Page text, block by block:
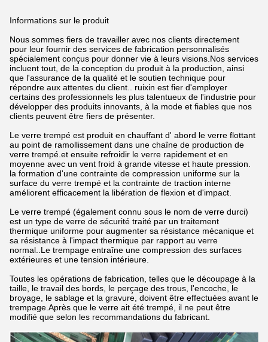
Informations sur le produit
Nous sommes fiers de travailler avec nos clients directement
pour leur fournir des services de fabrication personnalisés
spécialement conçus pour donner vie à leurs visions.Nos services
incluent tout, de la conception du produit à la production, ainsi
que l'assurance de la qualité et le soutien technique pour
répondre aux attentes du client.. ruixin est fier d'employer
certains des professionnels les plus talentueux de l'industrie pour
développer des produits innovants, à la mode et fiables que nos
clients peuvent être fiers de présenter.
Le verre trempé est produit en chauffant d' abord le verre flottant
au point de ramollissement dans une chaîne de production de
verre trempé.et ensuite refroidir le verre rapidement et en
moyenne avec un vent froid à grande vitesse et haute pression.
la formation d'une contrainte de compression uniforme sur la
surface du verre trempé et la contrainte de traction interne
améliorent efficacement la libération de flexion et d'impact.
Le verre trempé (également connu sous le nom de verre durci)
est un type de verre de sécurité traité par un traitement
thermique uniforme pour augmenter sa résistance mécanique et
sa résistance à l'impact thermique par rapport au verre
normal..Le trempage entraîne une compression des surfaces
extérieures et une tension intérieure.
Toutes les opérations de fabrication, telles que le découpage à la
taille, le travail des bords, le perçage des trous, l'encoche, le
broyage, le sablage et la gravure, doivent être effectuées avant le
trempage.Après que le verre ait été trempé, il ne peut être
modifié que selon les recommandations du fabricant.